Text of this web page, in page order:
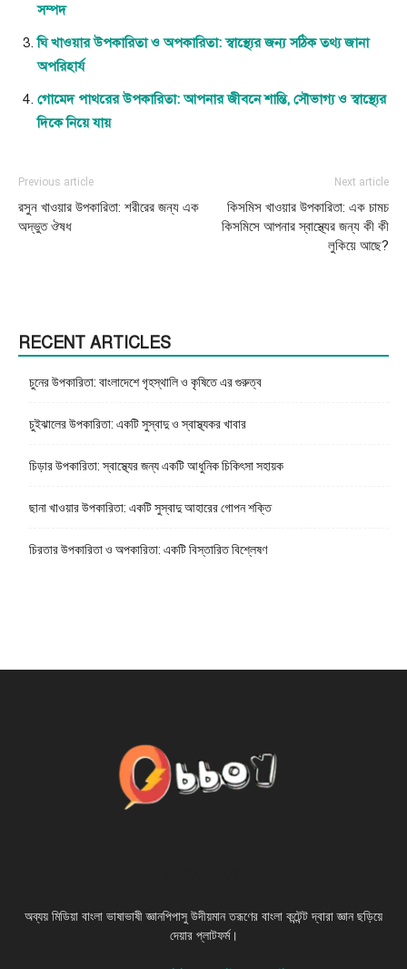
সম্পদ
ঘি খাওয়ার উপকারিতা ও অপকারিতা: স্বাস্থ্যের জন্য সঠিক তথ্য জানা
অপরিহার্য
গোমেদ পাথরের উপকারিতা: আপনার জীবনে শান্তি, সৌভাগ্য ও স্বাস্থ্যের
দিকে নিয়ে যায়
Previous article
রসুন খাওয়ার উপকারিতা: শরীরের জন্য এক
অদ্ভুত ঔষধ
Next article
কিসমিস খাওয়ার উপকারিতা: এক চামচ
কিসমিসে আপনার স্বাস্থ্যের জন্য কী কী
লুকিয়ে আছে?
RECENT ARTICLES
চুনের উপকারিতা: বাংলাদেশে গৃহস্থালি ও কৃষিতে এর গুরুত্ব
চুইঝালের উপকারিতা: একটি সুস্বাদু ও স্বাস্থ্যকর খাবার
চিড়ার উপকারিতা: স্বাস্থ্যের জন্য একটি আধুনিক চিকিৎসা সহায়ক
ছানা খাওয়ার উপকারিতা: একটি সুস্বাদু আহারের গোপন শক্তি
চিরতার উপকারিতা ও অপকারিতা: একটি বিস্তারিত বিশ্লেষণ
অব্যয় মিডিয়া বাংলা ভাষাভাষী জ্ঞানপিপাসু উদীয়মান তরূণের বাংলা কন্টেন্ট দ্বারা জ্ঞান ছড়িয়ে
দেয়ার প্লাটফর্ম।